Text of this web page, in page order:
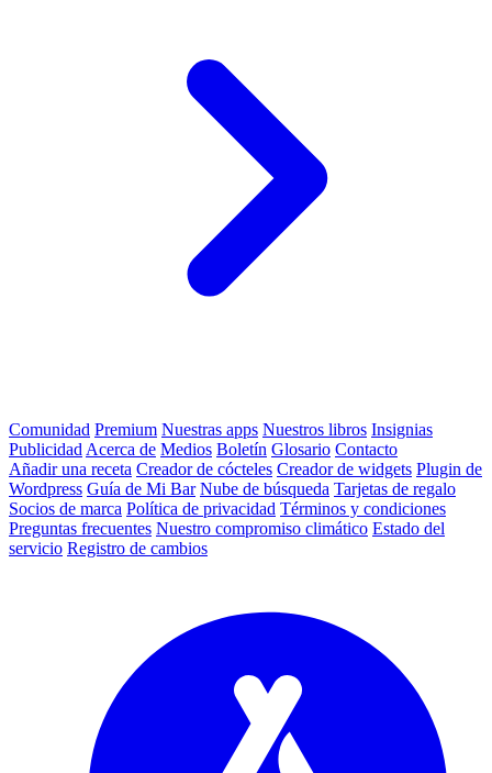
Comunidad Premium Nuestras apps Nuestros libros Insignias
Publicidad Acerca de Medios Boletín Glosario Contacto
Añadir una receta Creador de cócteles Creador de widgets Plugin de
Wordpress Guía de Mi Bar Nube de búsqueda Tarjetas de regalo
Socios de marca Política de privacidad Términos y condiciones
Preguntas frecuentes Nuestro compromiso climático Estado del
servicio Registro de cambios